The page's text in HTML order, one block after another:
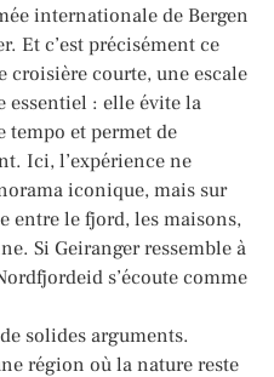
internationale de Bergen
Et c’est précisément ce
courte, une escale
essentiel : elle évite la
et permet de
Ici, l’expérience ne
iconique, mais sur
entre le fjord, les maisons,
Si Geiranger ressemble à
s’écoute comme
solides arguments.
région où la nature reste